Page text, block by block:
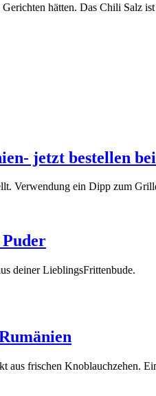
hätten. Das Chili Salz
jetzt bestellen
Verwendung ein Dipp zum
deiner LieblingsFrittenbude.
frischen Knoblauchzehen.